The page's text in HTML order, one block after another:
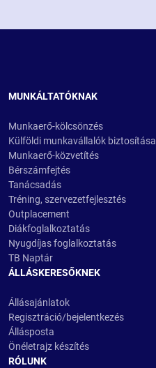
MUNKÁLTATÓKNAK
Munkaerő-kölcsönzés
Külföldi munkavállalók biztosítása
Munkaerő-közvetítés
Bérszámfejtés
Tanácsadás
Tréning, szervezetfejlesztés
Outplacement
Diákfoglalkoztatás
Nyugdíjas foglalkoztatás
TB Naptár
ÁLLÁSKERESŐKNEK
Állásajánlatok
Regisztráció/bejelentkezés
Állásposta
Önéletrajz készítés
RÓLUNK